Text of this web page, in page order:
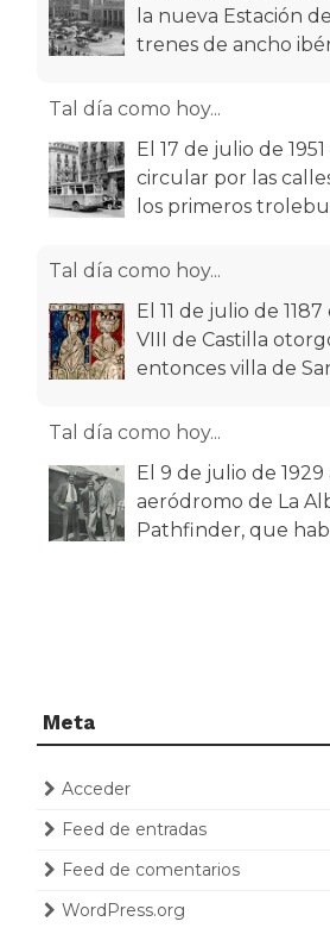
la nueva Estación
trenes de ancho
Tal día como hoy...
El 17 de julio de
circular por las
los primeros
Tal día como hoy...
El 11 de julio de
VIII de Castilla
entonces villa de
Tal día como hoy...
El 9 de julio de 1929
aeródromo de La
Pathfinder, que
Meta
Acceder
Feed de entradas
Feed de comentarios
WordPress.org